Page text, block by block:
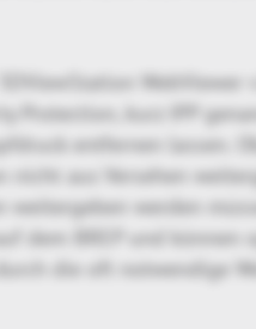
WebViewer
Protection, kurz IPP
entfernen lassen.
aus Versehen
weitergeben werden
dem BREP und können
die oft notwendige